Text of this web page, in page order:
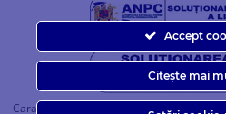
Caranda.ro este un magazin online cu
Accept
Citește mai